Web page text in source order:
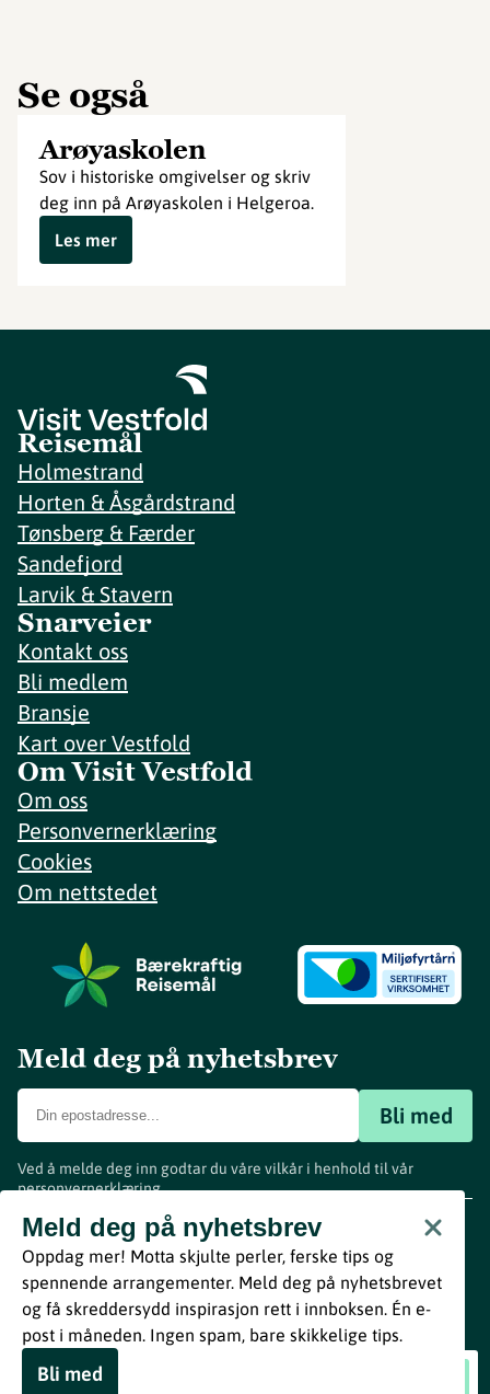
Helgeroafergene
Se også
Arøyaskolen
Sov i historiske omgivelser og skriv
deg inn på Arøyaskolen i Helgeroa.
Les mer
Reisemål
Holmestrand
Horten & Åsgårdstrand
Tønsberg & Færder
Sandefjord
Larvik & Stavern
Snarveier
Kontakt oss
Bli medlem
Bransje
Kart over Vestfold
Om Visit Vestfold
Om oss
Personvernerklæring
Cookies
Om nettstedet
Meld deg på nyhetsbrev
Bli med
Ved å melde deg inn godtar du våre vilkår i henhold til vår
personvernerklæring.
Meld deg på nyhetsbrev
Oppdag mer! Motta skjulte perler, ferske tips og
spennende arrangementer. Meld deg på nyhetsbrevet
og få skreddersydd inspirasjon rett i innboksen. Én e-
post i måneden. Ingen spam, bare skikkelige tips.
Bli med
www.visitvestfold.com
Turistinformasjon
Vestfold Fylkeskommune
ByBreakfast